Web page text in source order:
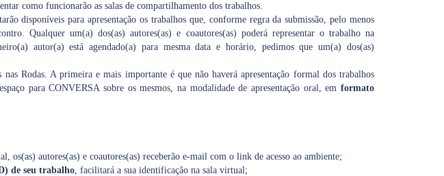
como funcionarão as salas de compartilhamento dos trabalhos.
disponíveis para apresentação os trabalhos que, conforme regra da submissão, pelo menos
Qualquer um(a) dos(as) autores(as) e coautores(as) poderá representar o trabalho na
autor(a) está agendado(a) para mesma data e horário, pedimos que um(a) dos(as)
Rodas. A primeira e mais importante é que não haverá apresentação formal dos trabalhos
para CONVERSA sobre os mesmos, na modalidade de apresentação oral, em formato
os(as) autores(as) e coautores(as) receberão e-mail com o link de acesso ao ambiente;
de seu trabalho, facilitará a sua identificação na sala virtual;